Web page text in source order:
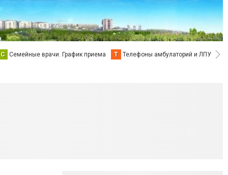
С Семейные врачи. График приема Т Телефоны амбулаторий и ЛПУ В